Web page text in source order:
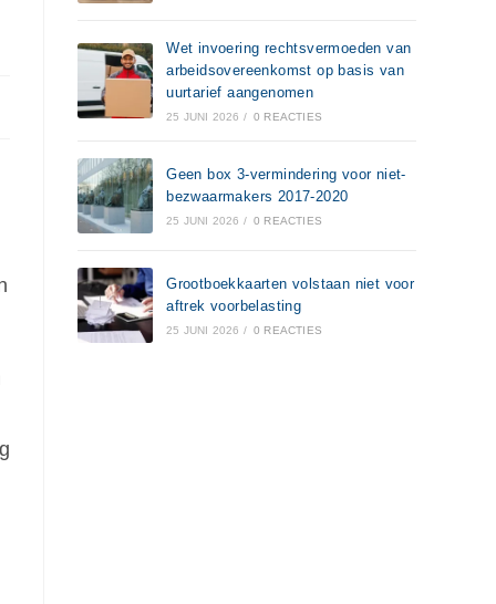
Wet invoering rechtsvermoeden van
arbeidsovereenkomst op basis van
uurtarief aangenomen
25 JUNI 2026 / 0 REACTIES
Geen box 3-vermindering voor niet-
bezwaarmakers 2017-2020
25 JUNI 2026 / 0 REACTIES
Grootboekkaarten volstaan niet voor
aftrek voorbelasting
25 JUNI 2026 / 0 REACTIES